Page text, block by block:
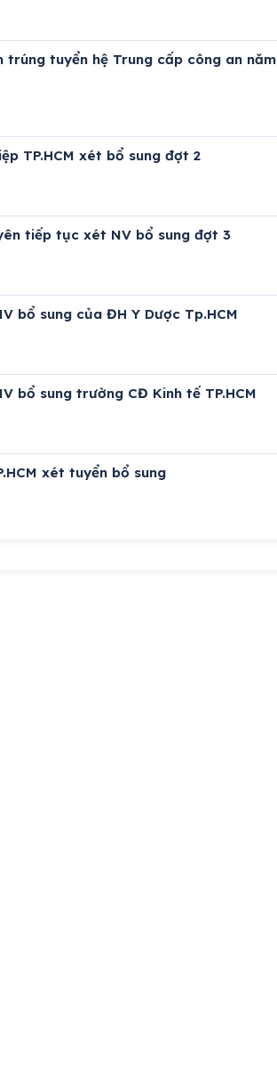
trúng tuyển hệ Trung cấp công an năm
TP.HCM xét bổ sung đợt 2
tiếp tục xét NV bổ sung đợt 3
bổ sung của ĐH Y Dược Tp.HCM
bổ sung trường CĐ Kinh tế TP.HCM
xét tuyển bổ sung